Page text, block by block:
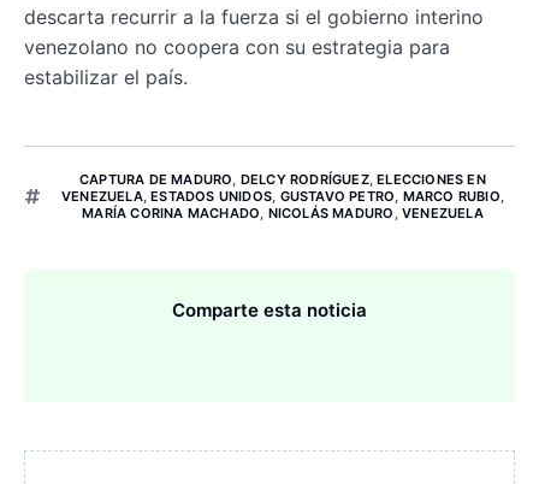
descarta recurrir a la fuerza si el gobierno interino
venezolano no coopera con su estrategia para
estabilizar el país.
CAPTURA DE MADURO, DELCY RODRÍGUEZ,ELECCIONES EN
VENEZUELA,ESTADOS UNIDOS, GUSTAVO PETRO, MARCO RUBIO,
MARÍA CORINA MACHADO, NICOLÁS MADURO , VENEZUELA
Comparte esta noticia